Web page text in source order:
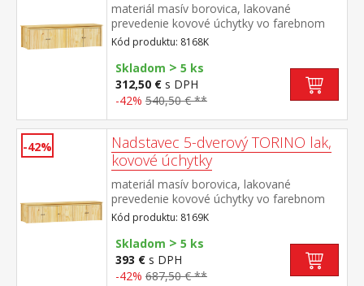
materiál masív borovica, lakované
prevedenie kovové úchytky vo farebnom
prevedení černená mosadz nadstavec pre
skriňu 8068K
Kód produktu: 8168K
Skladom > 5 ks
312,50 € s DPH
-42% 540,50 € **
-42%
Nadstavec 5-dverový TORINO lak,
kovové úchytky
materiál masív borovica, lakované
prevedenie kovové úchytky vo farebnom
prevedení černená mosadz nadstavec pre
skriňu 8069K
Kód produktu: 8169K
Skladom > 5 ks
393 € s DPH
-42% 687,50 € **